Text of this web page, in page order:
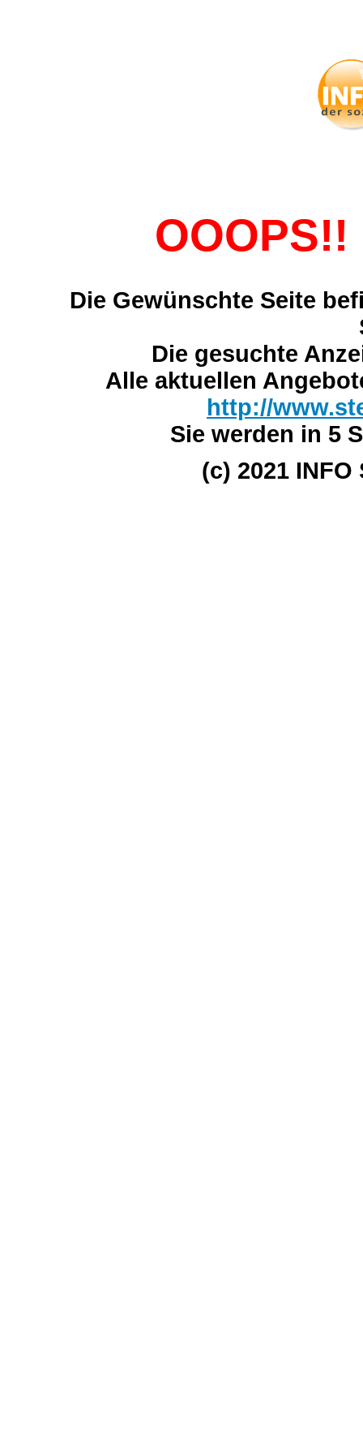
OOOPS!!
Die Gewünschte Seite
Die gesuchte
Alle aktuellen
http://
Sie werden in 5
(c) 2021